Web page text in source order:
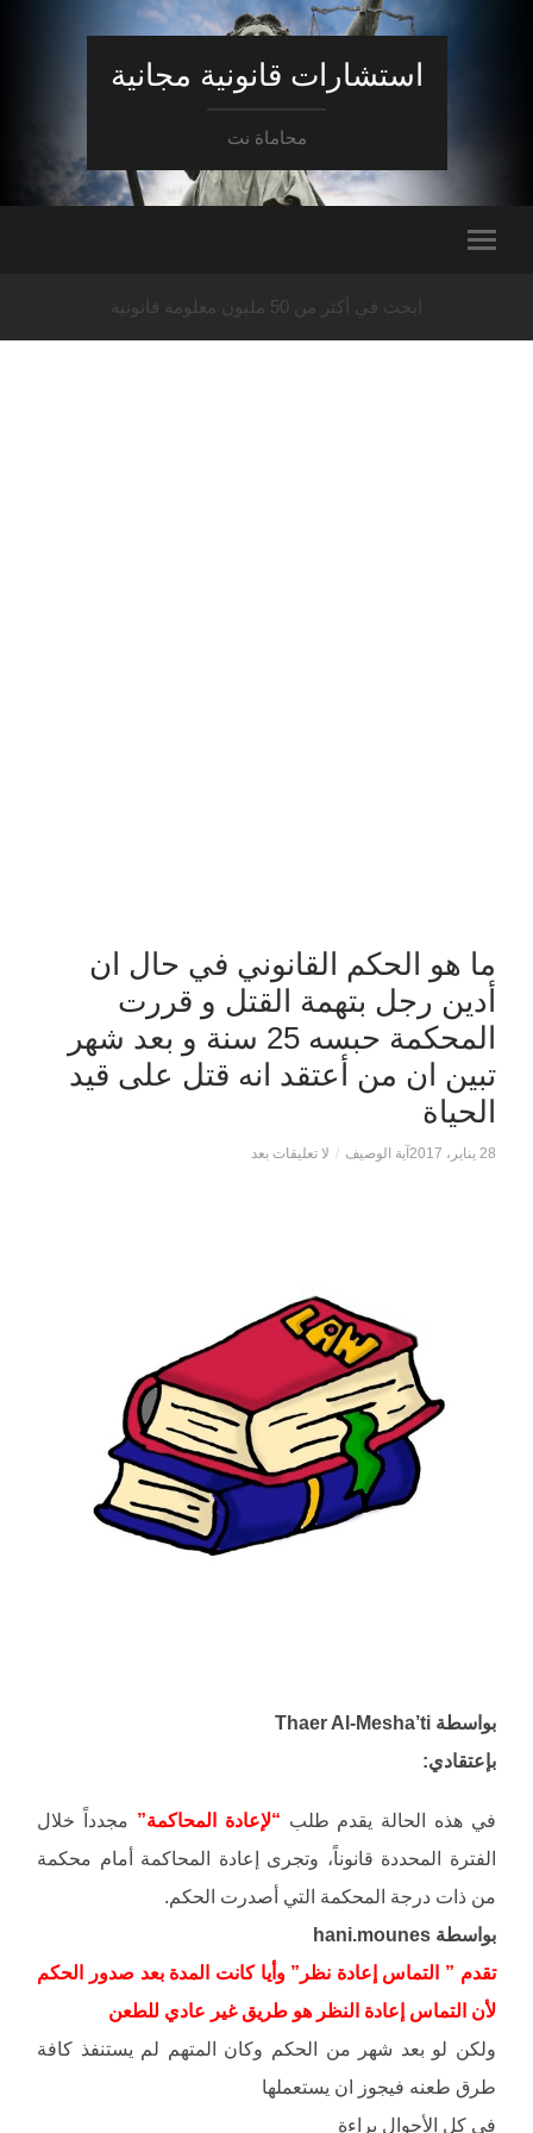
استشارات قانونية مجانية
محاماة نت
ابحث في أكثر من 50 مليون معلومة قانونية
ما هو الحكم القانوني في حال ان
أدين رجل بتهمة القتل و قررت
المحكمة حبسه 25 سنة و بعد شهر
تبين ان من أعتقد انه قتل على قيد
الحياة
28 يناير، 2017 آية الوصيف / لا تعليقات بعد
بواسطة Thaer Al-Mesha’ti
بإعتقادي:
في هذه الحالة يقدم طلب “لإعادة المحاكمة” مجدداً خلال
الفترة المحددة قانوناً، وتجرى إعادة المحاكمة أمام محكمة
من ذات درجة المحكمة التي أصدرت الحكم.
بواسطة hani.mounes
تقدم ” التماس إعادة نظر” وأيا كانت المدة بعد صدور الحكم
لأن التماس إعادة النظر هو طريق غير عادي للطعن
ولكن لو بعد شهر من الحكم وكان المتهم لم يستنفذ كافة
طرق طعنه فيجوز ان يستعملها
في كل الأحوال براءة